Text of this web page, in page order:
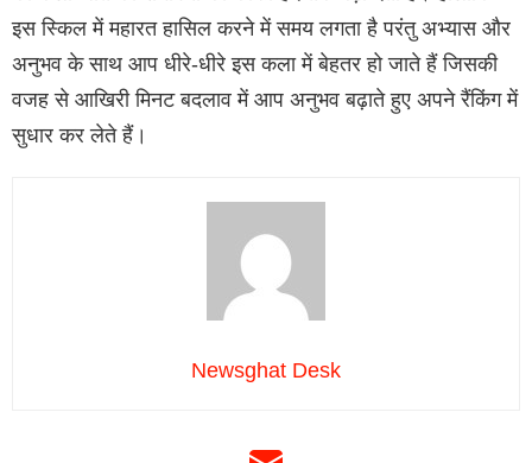
इस स्किल में महारत हासिल करने में समय लगता है परंतु अभ्यास और
अनुभव के साथ आप धीरे-धीरे इस कला में बेहतर हो जाते हैं जिसकी
वजह से आखिरी मिनट बदलाव में आप अनुभव बढ़ाते हुए अपने रैंकिंग में
सुधार कर लेते हैं।
Newsghat Desk